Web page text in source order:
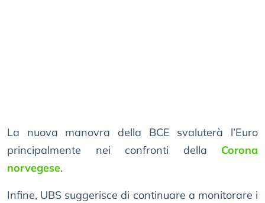
La nuova manovra della BCE svaluterà l’Euro
principalmente nei confronti della Corona
norvegese.
Infine, UBS suggerisce di continuare a monitorare i